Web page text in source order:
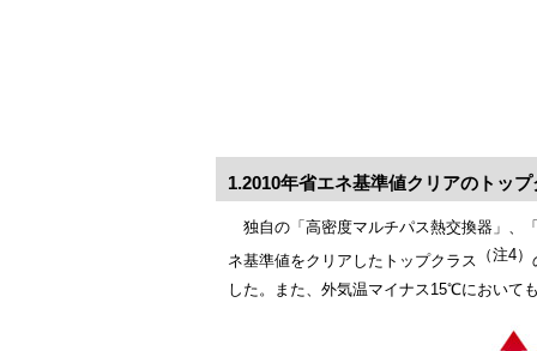
1.2010年省エネ基準値クリアのトップ
独自の「高密度マルチパス熱交換器」、
ネ基準値をクリアしたトップクラス （注4）
した。また、外気温マイナス15℃において